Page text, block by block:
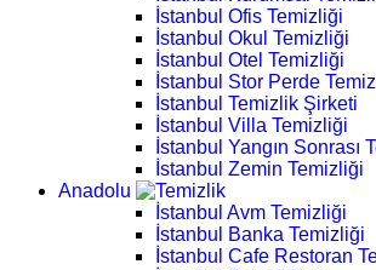
İstanbul Ofis Temizliği
İstanbul Okul Temizliği
İstanbul Otel Temizliği
İstanbul Stor Perde
İstanbul Temizlik Şirketi
İstanbul Villa Temizliği
İstanbul Yangın Sonrası
İstanbul Zemin Temizliği
Anadolu
İstanbul Avm Temizliği
İstanbul Banka Temizliği
İstanbul Cafe Restoran